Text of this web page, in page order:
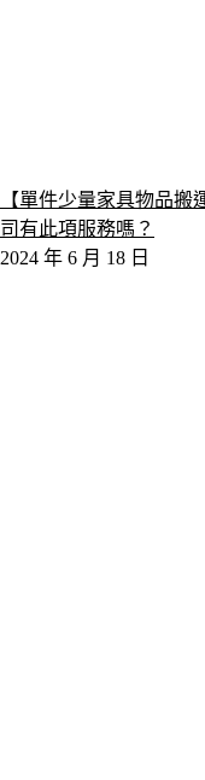
【單件少量家具物品
司有此項服務嗎？
2024 年 6 月 18 日